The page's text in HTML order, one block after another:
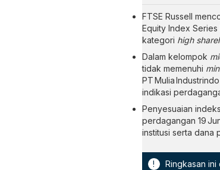
FTSE Russell
Equity Index
kategori high
Dalam kelompok
tidak memenuhi
PT Mulia
indikasi
Penyesuaian
perdagangan 19
institusi serta dana
! Ringkasan ini